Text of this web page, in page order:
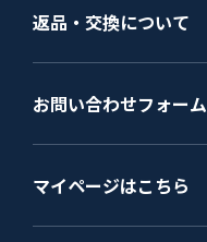
返品・交換について
お問い合わせフォーム
マイページはこちら